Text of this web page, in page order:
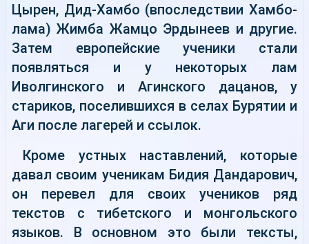
Цырен, Дид-Хамбо (впоследствии Хамбо-
лама) Жимба Жамцо Эрдынеев и другие.
Затем европейские ученики стали
появляться и у некоторых лам
Иволгинского и Агинского дацанов, у
стариков, поселившихся в селах Бурятии и
Аги после лагерей и ссылок.
Кроме устных наставлений, которые
давал своим ученикам Бидия Дандарович,
он перевел для своих учеников ряд
текстов с тибетского и монгольского
языков. В основном это были тексты,